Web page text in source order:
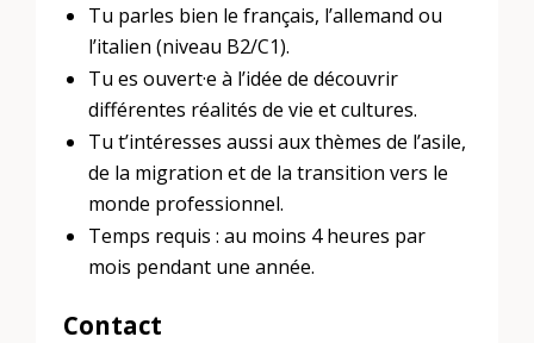
Tu parles bien le français, l’allemand ou
l’italien (niveau B2/C1).
Tu es ouvert·e à l’idée de découvrir
différentes réalités de vie et cultures.
Tu t’intéresses aussi aux thèmes de l’asile,
de la migration et de la transition vers le
monde professionnel.
Temps requis : au moins 4 heures par
mois pendant une année.
Contact